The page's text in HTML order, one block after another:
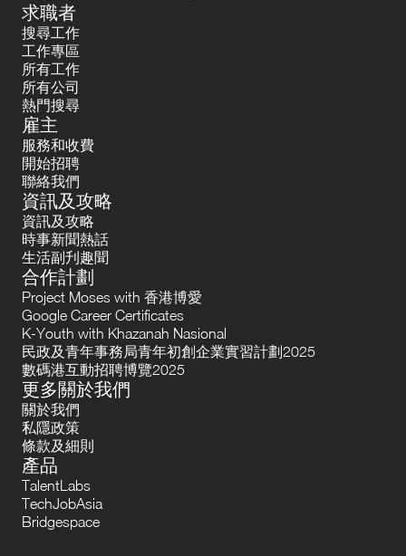
求職者
搜尋工作
工作專區
所有工作
所有公司
熱門搜尋
雇主
服務和收費
開始招聘
聯絡我們
資訊及攻略
資訊及攻略
時事新聞熱話
生活副刋趣聞
合作計劃
Project Moses with 香港博愛
Google Career Certificates
K-Youth with Khazanah Nasional
民政及青年事務局青年初創企業實習計劃2025
數碼港互動招聘博覽2025
更多關於我們
關於我們
私隱政策
條款及細則
產品
TalentLabs
TechJobAsia
Bridgespace